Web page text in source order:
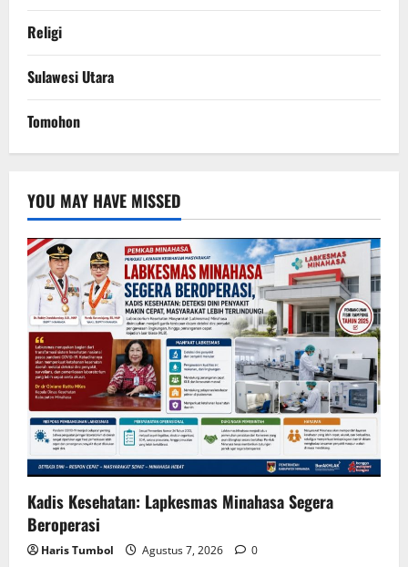
Religi
Sulawesi Utara
Tomohon
YOU MAY HAVE MISSED
Kadis Kesehatan: Lapkesmas Minahasa Segera
Beroperasi
Haris Tumbol Agustus 7, 2026 0